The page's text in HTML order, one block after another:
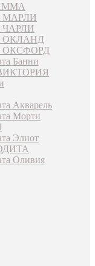
МАРЛИ
ЧАРЛИ
ОКЛАНД
ОКСФОРД
Банни
ВИКТОРИЯ
Акварель
Морти
Элиот
Оливия